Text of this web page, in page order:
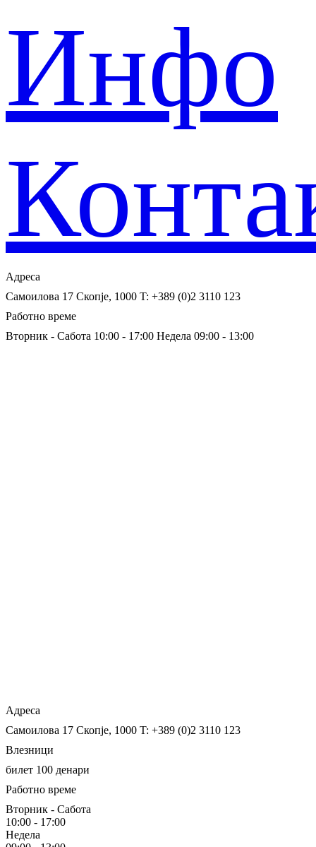
Инфо
Адреса
Самоилова 17 Скопје, 1000 T: +389 (0)2 3110 123
Работно време
Вторник - Сабота 10:00 - 17:00 Недела 09:00 - 13:00
Адреса
Самоилова 17 Скопје, 1000 T: +389 (0)2 3110 123
Влезници
билет 100 денари
Работно време
Вторник - Сабота
10:00 - 17:00
Недела